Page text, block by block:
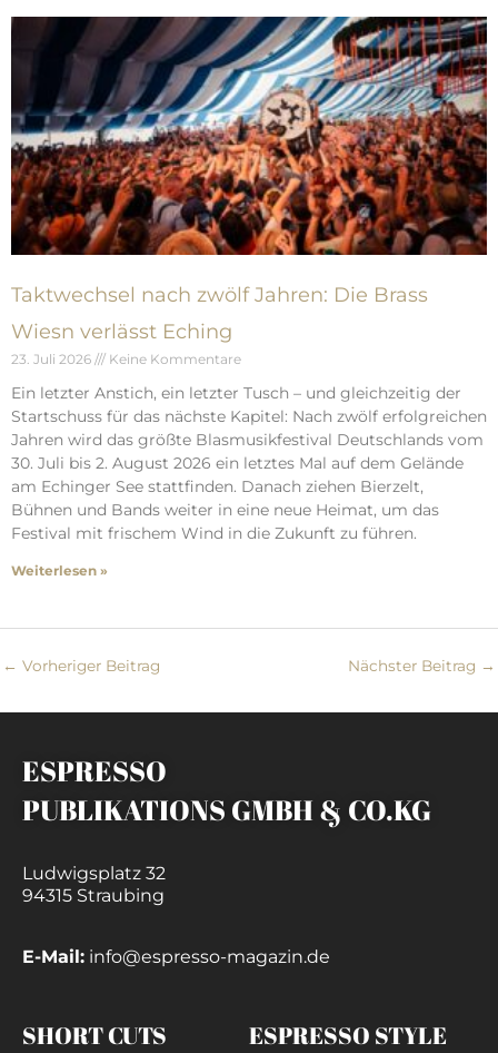
Taktwechsel nach zwölf Jahren: Die Brass
Wiesn verlässt Eching
23. Juli 2026 Keine Kommentare
Ein letzter Anstich, ein letzter Tusch – und gleichzeitig der
Startschuss für das nächste Kapitel: Nach zwölf erfolgreichen
Jahren wird das größte Blasmusikfestival Deutschlands vom
30. Juli bis 2. August 2026 ein letztes Mal auf dem Gelände
am Echinger See stattfinden. Danach ziehen Bierzelt,
Bühnen und Bands weiter in eine neue Heimat, um das
Festival mit frischem Wind in die Zukunft zu führen.
Weiterlesen »
← Vorheriger Beitrag Nächster Beitrag →
ESPRESSO
PUBLIKATIONS GMBH & CO.KG
Ludwigsplatz 32
94315 Straubing
E-Mail: info@espresso-magazin.de
SHORT CUTS ESPRESSO STYLE